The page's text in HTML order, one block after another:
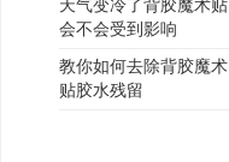
天气变冷了背胶魔术贴
会不会受到影响
教你如何去除背胶魔术
贴胶水残留